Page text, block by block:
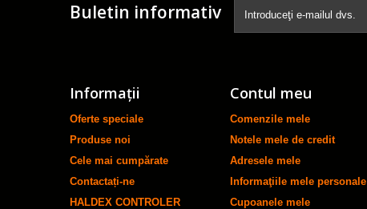
Buletin informativ
Informaţii
Oferte speciale
Produse noi
Cele mai cumpărate
Contactați-ne
HALDEX CONTROLER
Contul meu
Comenzile mele
Notele mele de credit
Adresele mele
Informaţiile mele personale
Cupoanele mele